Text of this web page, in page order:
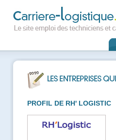
PROFIL DE RH' LOGISTIC